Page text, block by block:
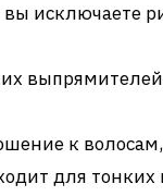
вы исключаете
к
для